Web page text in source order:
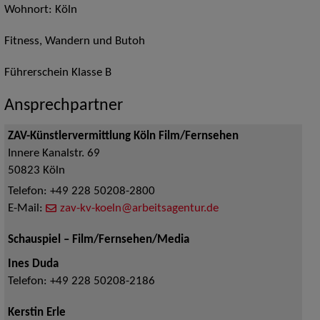
Wohnort: Köln
Fitness, Wandern und Butoh
Führerschein Klasse B
Ansprechpartner
ZAV-Künstlervermittlung Köln Film/Fernsehen
Innere Kanalstr. 69
50823 Köln
Telefon: +49 228 50208-2800
E-Mail:
zav-kv-koeln@arbeitsagentur.de
Schauspiel – Film/Fernsehen/Media
Ines Duda
Telefon: +49 228 50208-2186
Kerstin Erle